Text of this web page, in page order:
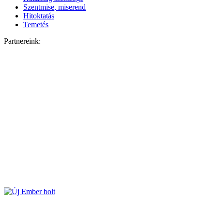
Szentmise, miserend
Hitoktatás
Temetés
Partnereink: